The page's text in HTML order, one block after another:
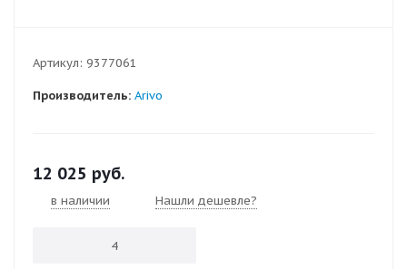
Артикул: 9377061
Производитель: Arivo
12 025 руб.
в наличии Нашли дешевле?